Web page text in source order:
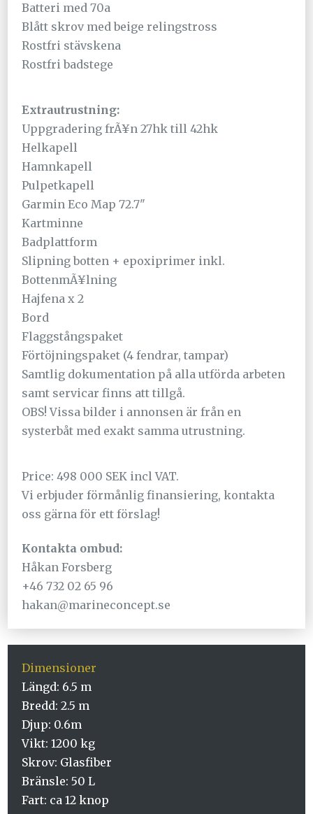
Batteri med 70a
Blått skrov med beige relingstross
Rostfri stävskena
Rostfri badstege
Extrautrustning:
Uppgradering frÃ¥n 27hk till 42hk
Helkapell
Hamnkapell
Pulpetkapell
Garmin Eco Map 72.7"
Kartminne
Badplattform
Slipning botten + epoxiprimer inkl.
BottenmÃ¥lning
Hajfena x 2
Bord
Flaggstångspaket
Förtöjningspaket (4 fendrar, tampar)
Samtlig dokumentation på alla utförda arbeten
samt servicar finns att tillgå.
OBS! Vissa bilder i annonsen är från en
systerbåt med exakt samma utrustning.
Price: 498 000 SEK incl VAT.
Vi erbjuder förmånlig finansiering, kontakta
oss gärna för ett förslag!
Kontakta ombud:
Håkan Forsberg
+46 732 02 65 96
hakan@marineconcept.se
Dimensioner
Längd: 6.5 m
Bredd: 2.5 m
Djup: 0.6m
Vikt: 1200 kg
Skrov: Glasfiber
Bränsle: 50 L
Fart: ca 12 knop